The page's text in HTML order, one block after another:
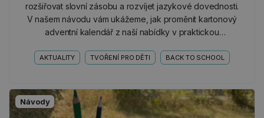
rozšiřovat slovní zásobu a rozvíjet jazykové dovednosti.
V našem návodu vám ukážeme, jak proměnit kartonový
adventní kalendář z naší nabídky v praktickou
světa…
AKTUALITY TVOŘENÍ PRO DĚTI BACK TO SCHOOL
Návody